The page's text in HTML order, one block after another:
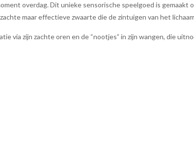
overdag. Dit unieke sensorische speelgoed is gemaakt
maar effectieve zwaarte die de zintuigen van het
via zijn zachte oren en de “nootjes” in zijn wangen, die